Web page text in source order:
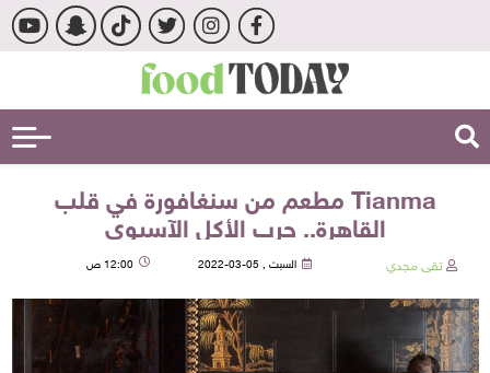
Tianma مطعم من سنغافورة في قلب
القاهرة.. جرب الأكل الآسيوي
تقى مجدي السبت , 05-03-2022 12:00 ص